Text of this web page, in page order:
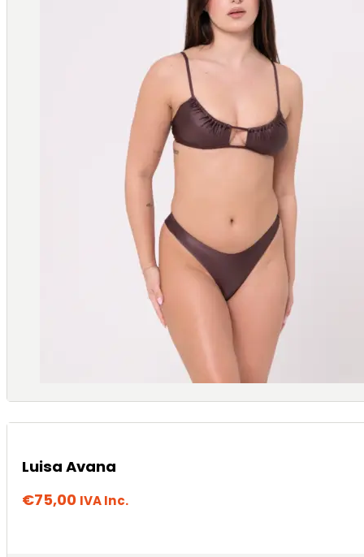
Luisa Avana
€75,00 IVA Inc.